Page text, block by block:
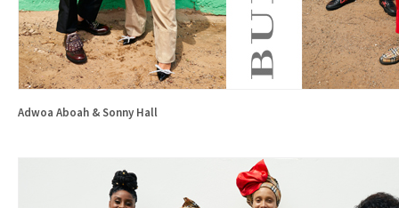
Adwoa Aboah & Sonny Hall